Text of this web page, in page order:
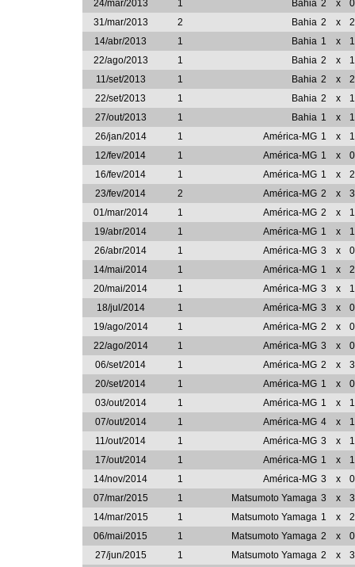
24/mar/2013 1 Bahia 2 x
0
31/mar/2013
2 Bahia 2 x
2
14/abr/2013
1 Bahia 1 x
1
22/ago/2013
1 Bahia 2 x
1
11/set/2013
1 Bahia 2 x
2
22/set/2013
1 Bahia 2 x
1
27/out/2013
1 Bahia 1 x
1
26/jan/2014
1 América-MG 1 x
1
12/fev/2014
1 América-MG 1 x
0
16/fev/2014
1 América-MG 1 x
2
23/fev/2014
2 América-MG 2 x
3
01/mar/2014
1 América-MG 2 x
1
19/abr/2014
1 América-MG 1 x
1
26/abr/2014
1 América-MG 3 x
0
14/mai/2014
1 América-MG 1 x
2
20/mai/2014
1 América-MG 3 x
1
18/jul/2014
1 América-MG 3 x
0
19/ago/2014
1 América-MG 2 x
0
22/ago/2014
1 América-MG 3 x
0
06/set/2014
1 América-MG 2 x
3
20/set/2014
1 América-MG 1 x
0
03/out/2014
1 América-MG 1 x
1
07/out/2014
1 América-MG 4 x
1
11/out/2014
1 América-MG 3 x
1
17/out/2014
1 América-MG 1 x
1
14/nov/2014
1 América-MG 3 x
0
07/mar/2015
1 Matsumoto Yamaga 3 x
3
14/mar/2015
1 Matsumoto Yamaga 1 x
2
06/mai/2015
1 Matsumoto Yamaga 2 x
0
27/jun/2015
1 Matsumoto Yamaga 2 x
3